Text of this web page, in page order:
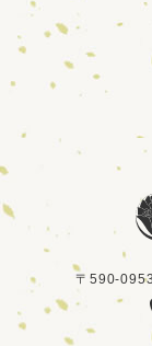
〒590-0953